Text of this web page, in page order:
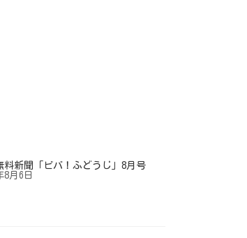
料新聞「ビバ！ふどうじ」8月号
8月6日